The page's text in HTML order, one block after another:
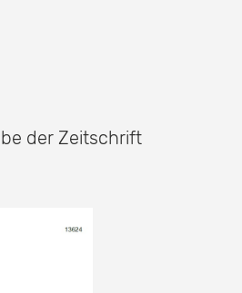
der Zeitschrift